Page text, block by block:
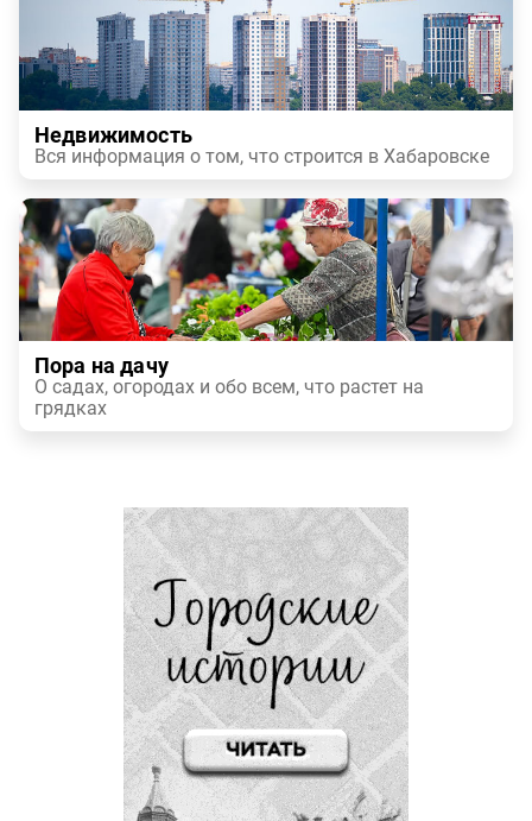
Недвижимость
Вся информация о том, что строится в Хабаровске
Пора на дачу
О садах, огородах и обо всем, что растет на
грядках